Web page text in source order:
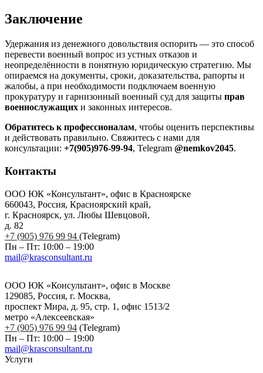
Заключение
Удержания из денежного довольствия оспорить — это способ
перевести военный вопрос из устных отказов и
неопределённости в понятную юридическую стратегию. Мы
опираемся на документы, сроки, доказательства, рапорты и
жалобы, а при необходимости подключаем военную
прокуратуру и гарнизонный военный суд для защиты прав
военнослужащих и законных интересов.
Обратитесь к профессионалам, чтобы оценить перспективы
и действовать правильно. Свяжитесь с нами для
консультации: +7(905)976-99-94, Telegram @nemkov2045.
Контакты
ООО ЮК «Консультант», офис в Красноярске
660043, Россия, Красноярский край,
г. Красноярск, ул. Любы Шевцовой,
д. 82
+7 (905) 976 99 94 (Telegram)
Пн – Пт: 10:00 – 19:00
mail@krasconsultant.ru
ООО ЮК «Консультант», офис в Москве
129085, Россия, г. Москва,
проспект Мира, д. 95, стр. 1, офис 1513/2
метро «Алексеевская»
+7 (905) 976 99 94 (Telegram)
Пн – Пт: 10:00 – 19:00
mail@krasconsultant.ru
Услуги